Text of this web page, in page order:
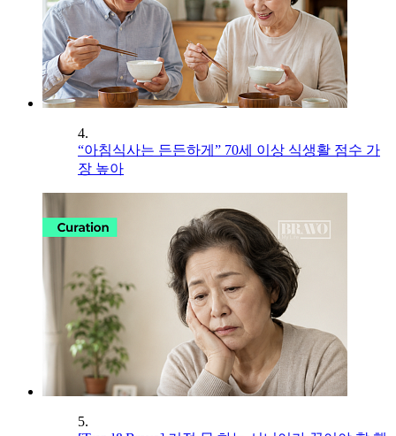
4.
“아침식사는 든든하게” 70세 이상 식생활 점수 가
장 높아
5.